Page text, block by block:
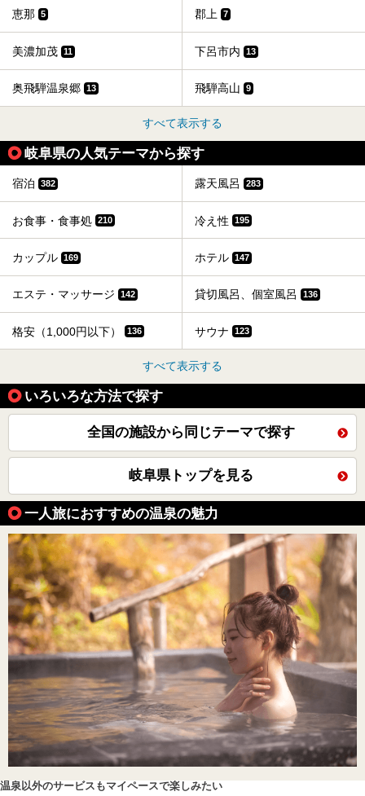
恵那 5 郡上 7
美濃加茂 11 下呂市内 13
奥飛騨温泉郷 13 飛騨高山 9
すべて表示する
岐阜県の人気テーマから探す
宿泊 382 露天風呂 283
お食事・食事処 210 冷え性 195
カップル 169 ホテル 147
エステ・マッサージ 142 貸切風呂、個室風呂 136
格安（1,000円以下） 136 サウナ 123
すべて表示する
いろいろな方法で探す
全国の施設から同じテーマで探す
岐阜県トップを見る
一人旅におすすめの温泉の魅力
温泉以外のサービスもマイペースで楽しみたい